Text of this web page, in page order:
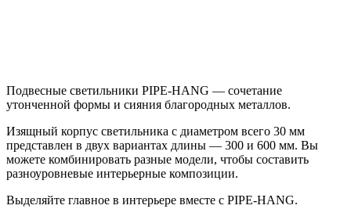
Подвесные светильники PIPE-HANG — сочетание
утонченной формы и сияния благородных металлов.
Изящный корпус светильника с диаметром всего 30 мм
представлен в двух вариантах длины — 300 и 600 мм. Вы
можете комбинировать разные модели, чтобы составить
разноуровневые интерьерные композиции.
Выделяйте главное в интерьере вместе с PIPE-HANG.